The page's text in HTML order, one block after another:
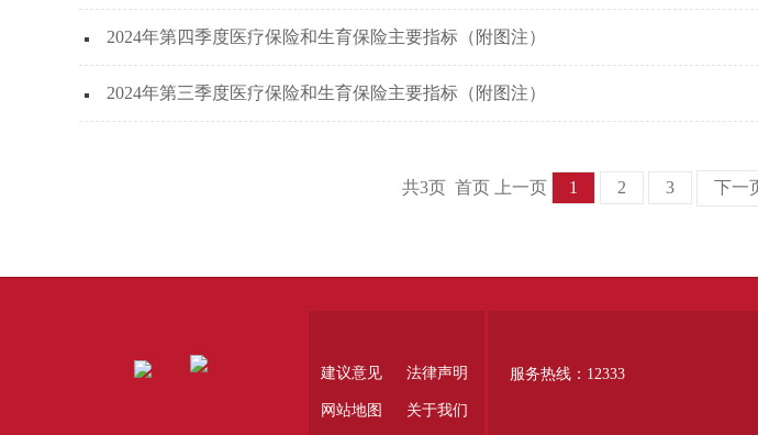
2024年第四季度医疗保险和生育保险主要指标（附图注）
2024年第三季度医疗保险和生育保险主要指标（附图注）
共3页 首页 上一页 1 2 3 下一
建议意见 法律声明
网站地图 关于我们
服务热线：12333